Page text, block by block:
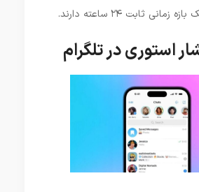
ثابت ۲۴ ساعته دارند.
استوری در تلگرام